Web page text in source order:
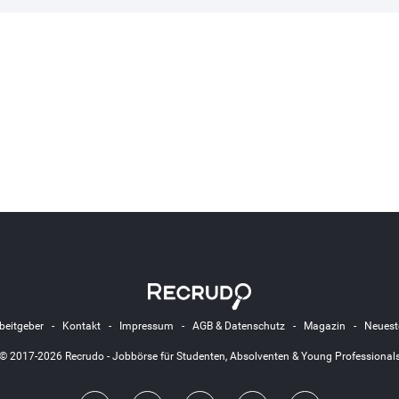
- Kontakt- Impressum - AGB & Datenschutz- Magazin -
© 2017-2026 Recrudo - Jobbörse für Studenten, Absolventen & Young